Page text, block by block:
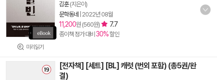
미리읽기
김훈(지은이)
문학동네
2022년 08월
11,200원 (560원) 7.7
종이책 정가 대비 30%할인
[전자책] [세트] [BL] 캐럿 (번외 포함) (총5권/완
결)